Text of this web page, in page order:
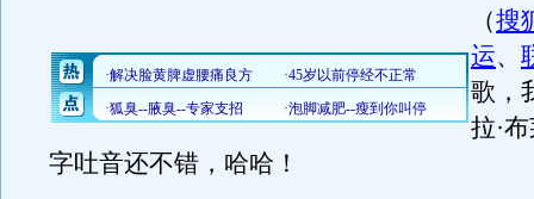
（搜
运、
歌，
拉·
字吐音还不错，哈哈！